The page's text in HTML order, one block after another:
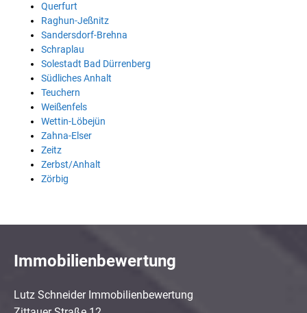
Querfurt
Raghun-Jeßnitz
Sandersdorf-Brehna
Schraplau
Solestadt Bad Dürrenberg
Südliches Anhalt
Teuchern
Weißenfels
Wettin-Löbejün
Zahna-Elser
Zeitz
Zerbst/Anhalt
Zörbig
Immobilienbewertung
Lutz Schneider Immobilienbewertung